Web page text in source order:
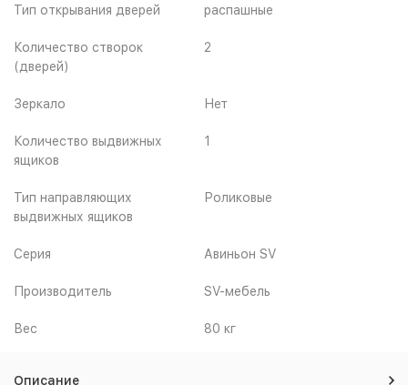
Тип открывания дверей распашные
Количество створок
(дверей)
2
Зеркало Нет
Количество выдвижных
ящиков
1
Тип направляющих
выдвижных ящиков
Роликовые
Серия Авиньон SV
Производитель SV-мебель
Вес 80 кг
Описание